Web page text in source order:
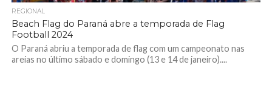
REGIONAL
Beach Flag do Paraná abre a temporada de Flag
Football 2024
O Paraná abriu a temporada de flag com um campeonato nas
areias no último sábado e domingo (13 e 14 de janeiro)....